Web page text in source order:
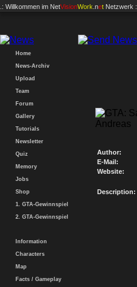
.: Willkommen im NetVisionWork .net Netzwerk :.
Home
News-Archiv
Upload
Team
Forum
Gallery
Tutorials
Newsletter
Quiz
Memory
Jobs
Shop
1. GTA-Gewinnspiel
2. GTA-Gewinnspiel
Information
Characters
Map
Facts / Gameplay
Author:
E-Mail:
Website:
Description: